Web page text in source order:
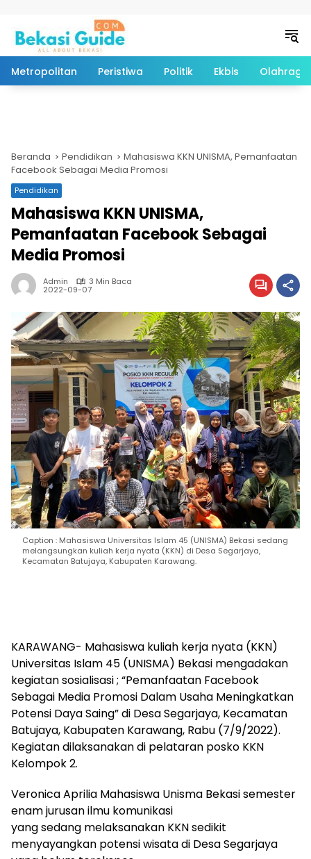
Metropolitan Peristiwa Politik Ekbis Olahraga
Beranda Pendidikan
Mahasiswa KKN UNISMA, Pemanfaatan
Facebook Sebagai Media Promosi
Pendidikan
Mahasiswa KKN UNISMA,
Pemanfaatan Facebook Sebagai
Media Promosi
Admin 3 Min Baca
2022-09-07
Caption : Mahasiswa Universitas Islam 45 (UNISMA) Bekasi sedang
melangsungkan kuliah kerja nyata (KKN) di Desa Segarjaya,
Kecamatan Batujaya, Kabupaten Karawang.
KARAWANG- Mahasiswa kuliah kerja nyata (KKN)
Universitas Islam 45 (UNISMA) Bekasi mengadakan
kegiatan sosialisasi ; “Pemanfaatan Facebook
Sebagai Media Promosi Dalam Usaha Meningkatkan
Potensi Daya Saing” di Desa Segarjaya, Kecamatan
Batujaya, Kabupaten Karawang, Rabu (7/9/2022).
Kegiatan dilaksanakan di pelataran posko KKN
Kelompok 2.
Veronica Aprilia Mahasiswa Unisma Bekasi semester
enam jurusan ilmu komunikasi
yang sedang melaksanakan KKN sedikit
menyayangkan potensi wisata di Desa Segarjaya